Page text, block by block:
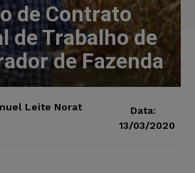
de Contrato
de Trabalho de
de Fazenda
Leite Norat
Data:
13/03/2020